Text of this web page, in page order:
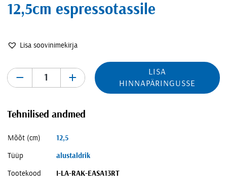
12,5cm espressotassile
Lisa soovinimekirja
- +
LISA
HINNAPÄRINGUSSE
Tehnilised andmed
Mõõt (cm) 12,5
Tüüp alustaldrik
Tootekood I-LA-RAK-EASA13RT